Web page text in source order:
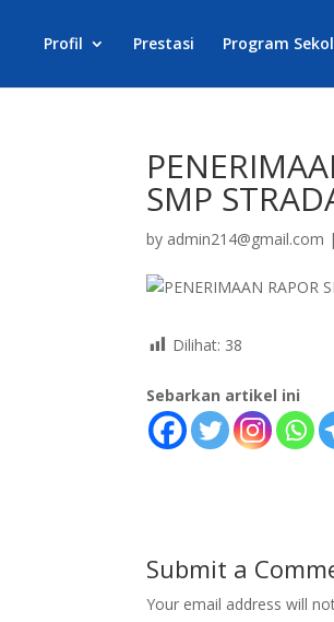
Profil Prestasi Program
SMP
by admin214@gmail.com |
Dilihat: 38
Sebarkan artikel ini
Submit a
Your email address will